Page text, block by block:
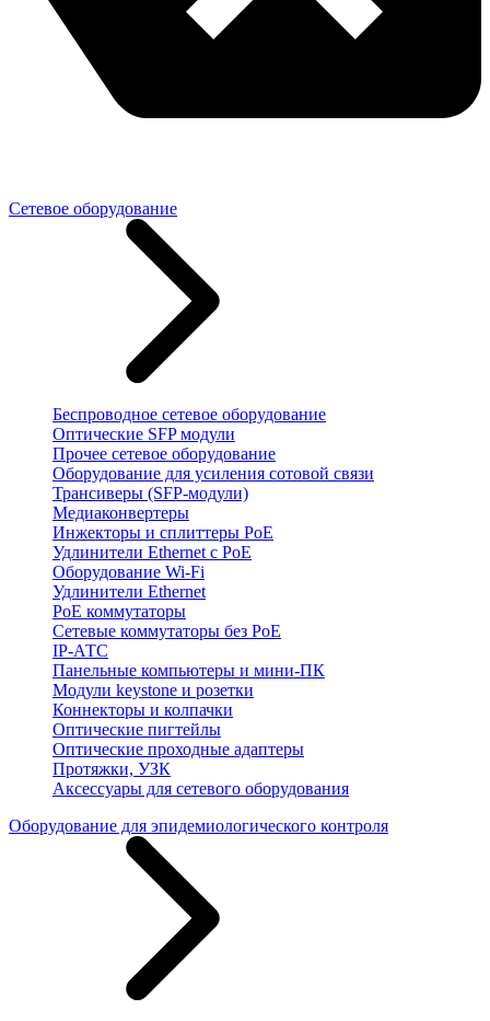
Сетевое оборудование
Беспроводное сетевое оборудование
Оптические SFP модули
Прочее сетевое оборудование
Оборудование для усиления сотовой связи
Трансиверы (SFP-модули)
Медиаконвертеры
Инжекторы и сплиттеры PoE
Удлинители Ethernet с PoE
Оборудование Wi-Fi
Удлинители Ethernet
PoE коммутаторы
Сетевые коммутаторы без PoE
IP-АТС
Панельные компьютеры и мини-ПК
Модули keystone и розетки
Коннекторы и колпачки
Оптические пигтейлы
Оптические проходные адаптеры
Протяжки, УЗК
Аксессуары для сетевого оборудования
Оборудование для эпидемиологического контроля